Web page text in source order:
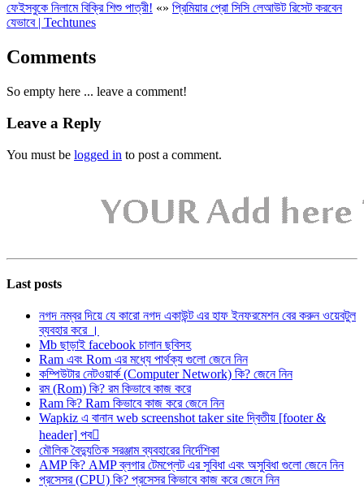
ফেইসবুকে নিলামে বিক্রি শিশু পাত্রী! «» প্রিমিয়ার প্রো সিসি লেআউট রিসেট করবেন
যেভাবে | Techtunes
Comments
So empty here ... leave a comment!
Leave a Reply
You must be logged in to post a comment.
Last posts
নগদ নম্বর দিয়ে যে কারো নগদ একাউন্ট এর হাফ ইনফরমেশন বের করুন ওয়েবটুল
ব্যবহার করে ।
Mb ছাড়াই facebook চালান ছবিসহ
Ram এবং Rom এর মধ্যে পার্থক্য গুলো জেনে নিন
কম্পিউটার নেটওয়ার্ক (Computer Network) কি? জেনে নিন
রম (Rom) কি? রম কিভাবে কাজ করে
Ram কি? Ram কিভাবে কাজ করে জেনে নিন
Wapkiz এ বানান web screenshot taker site দ্বিতীয় [footer &
header] পব
মৌলিক বৈদ্যুতিক সরঞ্জাম ব্যবহারের নির্দেশিকা
AMP কি? AMP ব্লগার টেমপ্লেট এর সুবিধা এবং অসুবিধা গুলো জেনে নিন
প্রসেসর (CPU) কি? প্রসেসর কিভাবে কাজ করে জেনে নিন